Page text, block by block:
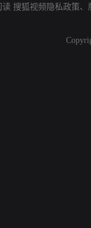
读 搜狐视频隐私政策、